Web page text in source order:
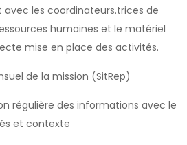
les coordinateurs.trices de
humaines et le matériel
mise en place des activités.
de la mission (SitRep)
régulière des informations avec le
et contexte